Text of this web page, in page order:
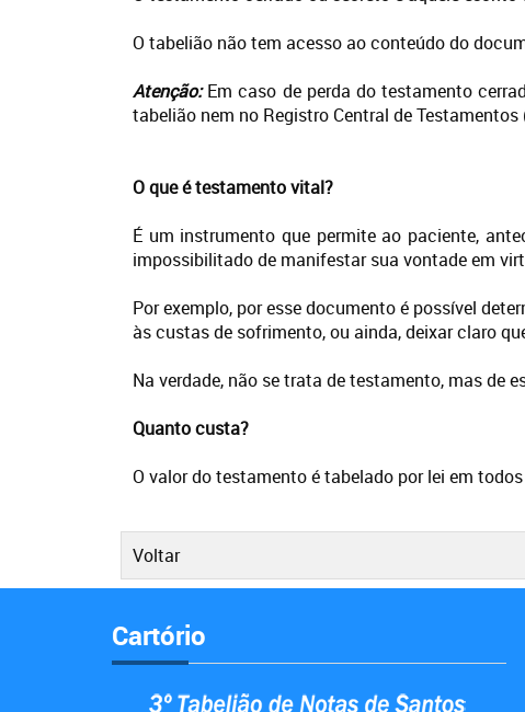
O tabelião não tem acesso ao conteúdo do
Atenção:Em caso de perda do testamento
tabelião nem no Registro Central de Testamentos
O que é testamento vital?
É um instrumento que permite ao paciente,
impossibilitado de manifestar sua vontade em
Por exemplo, por esse documento é possível
às custas de sofrimento, ou ainda, deixar claro
Na verdade, não se trata de testamento, mas de
Quanto custa?
O valor do testamento é tabelado por lei em
Voltar
Cartório